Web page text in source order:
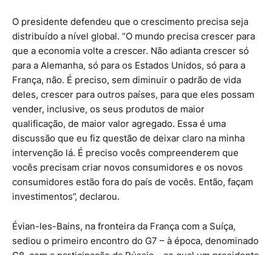
O presidente defendeu que o crescimento precisa seja
distribuído a nível global. “O mundo precisa crescer para
que a economia volte a crescer. Não adianta crescer só
para a Alemanha, só para os Estados Unidos, só para a
França, não. É preciso, sem diminuir o padrão de vida
deles, crescer para outros países, para que eles possam
vender, inclusive, os seus produtos de maior
qualificação, de maior valor agregado. Essa é uma
discussão que eu fiz questão de deixar claro na minha
intervenção lá. É preciso vocês compreenderem que
vocês precisam criar novos consumidores e os novos
consumidores estão fora do país de vocês. Então, façam
investimentos”, declarou.
Évian-les-Bains, na fronteira da França com a Suíça,
sediou o primeiro encontro do G7 – à época, denominado